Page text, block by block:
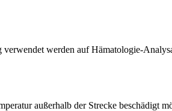
werden auf Hämatologie-
außerhalb der Strecke beschädigt